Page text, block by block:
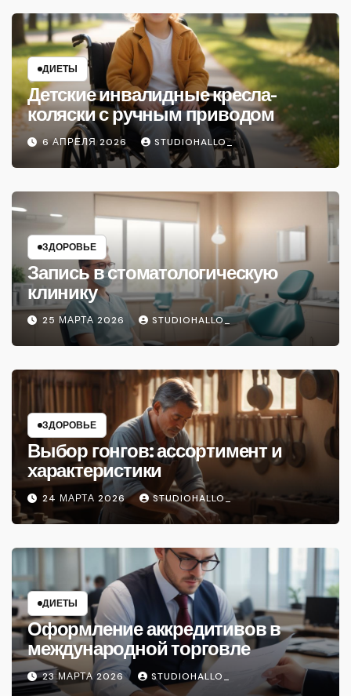
ДИЕТЫ
Детские инвалидные кресла-
коляски с ручным приводом
6 АПРЕЛЯ 2026 STUDIOHALLO_
ЗДОРОВЬЕ
Запись в стоматологическую
клинику
25 МАРТА 2026 STUDIOHALLO_
ЗДОРОВЬЕ
Выбор гонгов: ассортимент и
характеристики
24 МАРТА 2026 STUDIOHALLO_
ДИЕТЫ
Оформление аккредитивов в
международной торговле
23 МАРТА 2026 STUDIOHALLO_